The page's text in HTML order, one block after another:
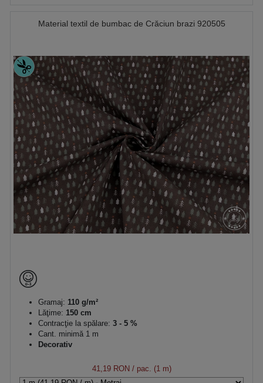
Material textil de bumbac de Crăciun brazi 920505
Gramaj: 110 g/m²
Lăţime: 150 cm
Contracţie la spălare: 3 - 5 %
Cant. minimă 1 m
Decorativ
41,19 RON/ pac. (1 m)